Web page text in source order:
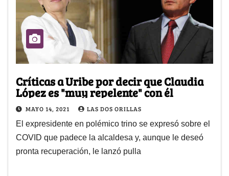
Críticas a Uribe por decir que Claudia
López es "muy repelente" con él
MAYO 14, 2021 LAS DOS ORILLAS
El expresidente en polémico trino se expresó sobre el
COVID que padece la alcaldesa y, aunque le deseó
pronta recuperación, le lanzó pulla